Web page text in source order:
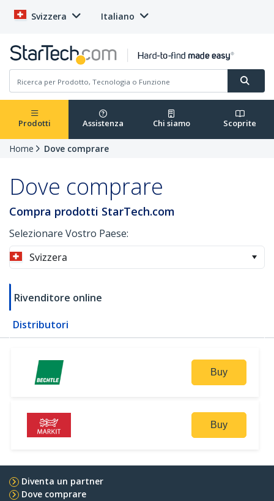
Svizzera Italiano
Prodotti Assistenza Chi siamo Scoprite
Home Dove comprare
Dove comprare
Compra prodotti StarTech.com
Selezionare Vostro Paese:
Svizzera
Rivenditore online
Distributori
Buy
Buy
Diventa un partner
Dove comprare